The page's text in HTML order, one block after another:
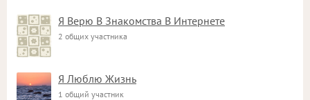
Я Верю В Знакомства В Интернете
2 общих участника
Я Люблю Жизнь
1 общий участник